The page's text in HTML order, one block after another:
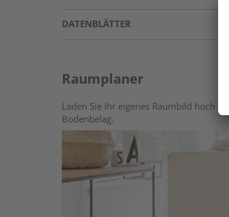
DATENBLÄTTER
Raumplaner
Laden Sie Ihr eigenes Raumbild hoch
Bodenbelag.